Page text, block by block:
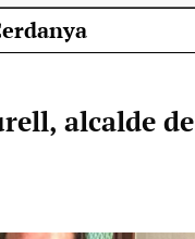
alcalde de